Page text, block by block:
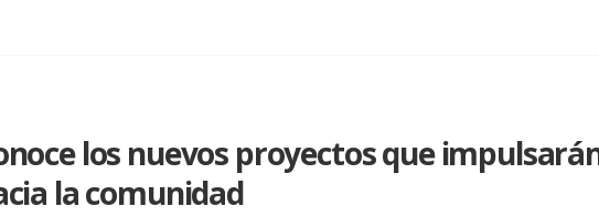
los nuevos proyectos que
la comunidad